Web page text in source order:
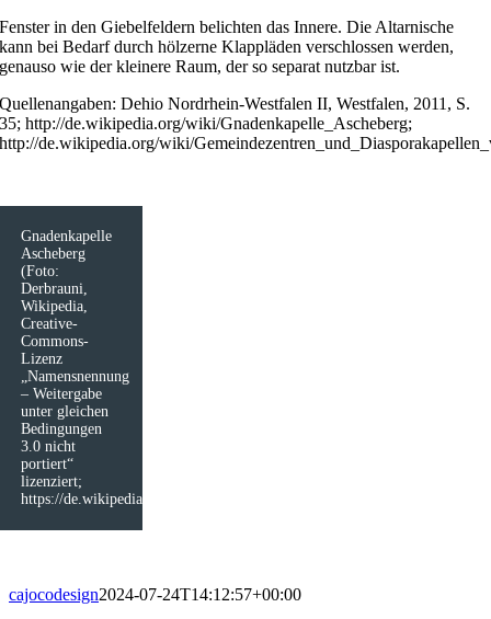
Fenster in den Giebelfeldern belichten das Innere. Die Altarnische
kann bei Bedarf durch hölzerne Klappläden verschlossen werden,
genauso wie der kleinere Raum, der so separat nutzbar ist.
Quellenangaben: Dehio Nordrhein-Westfalen II, Westfalen, 2011, S.
35; http://de.wikipedia.org/wiki/Gnadenkapelle_Ascheberg;
http://de.wikipedia.org/wiki/
Gnadenkapelle
Ascheberg
(Foto:
Derbrauni,
Wikipedia,
Creative-
Commons-
Lizenz
„Namensnennung
– Weitergabe
unter gleichen
Bedingungen
3.0 nicht
portiert“
lizenziert;
https://de.wikipedia.org/wiki/Datei:Gnadenkapelle_Ascheberg_03.JPG)
cajocodesign2024-07-24T14:12:57+00:00